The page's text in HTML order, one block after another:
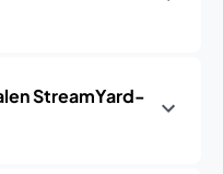
StreamYard-